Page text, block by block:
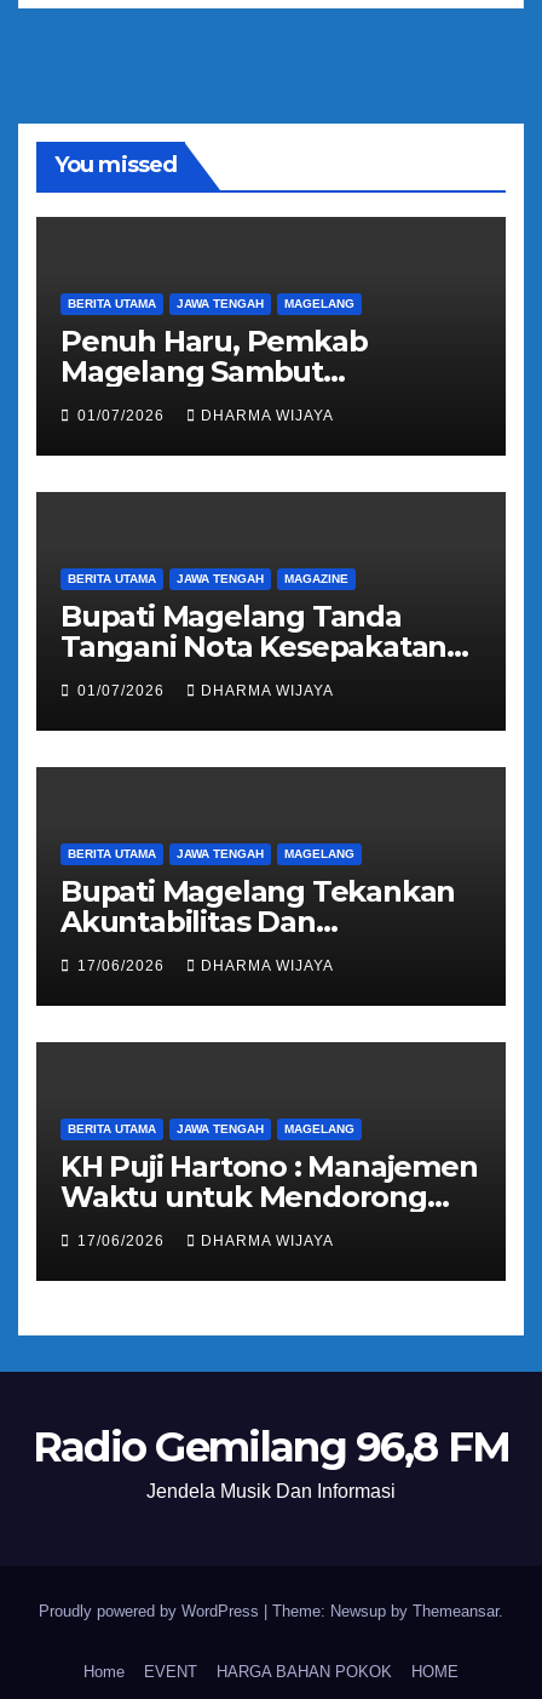
You missed
BERITA UTAMA JAWA TENGAH MAGELANG
Penuh Haru, Pemkab
Magelang Sambut
Kepulangan Jemaah Haji
Kloter 81
01/07/2026 DHARMA WIJAYA
BERITA UTAMA JAWA TENGAH MAGAZINE
Bupati Magelang Tanda
Tangani Nota Kesepakatan
Pengalihan Pelayanan
Regident Di Kecamatan
Bandongan
01/07/2026 DHARMA WIJAYA
BERITA UTAMA JAWA TENGAH MAGELANG
Bupati Magelang Tekankan
Akuntabilitas Dan
Tranparansi Pengelolaan
Bantuan Keuangan Parpol
17/06/2026 DHARMA WIJAYA
BERITA UTAMA JAWA TENGAH MAGELANG
KH Puji Hartono : Manajemen
Waktu untuk Mendorong
Umat Semakin Baik
17/06/2026 DHARMA WIJAYA
Radio Gemilang 96,8 FM
Jendela Musik Dan Informasi
Proudly powered by WordPress Theme: Newsup by Themeansar.
Home EVENT HARGA BAHAN POKOK HOME